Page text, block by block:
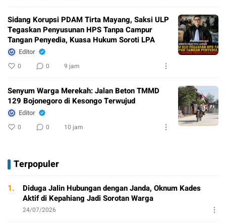
Sidang Korupsi PDAM Tirta Mayang, Saksi ULP
Tegaskan Penyusunan HPS Tanpa Campur
Tangan Penyedia, Kuasa Hukum Soroti LPA
Editor
0 0 9 jam
Senyum Warga Merekah: Jalan Beton TMMD
129 Bojonegoro di Kesongo Terwujud
Editor
0 0 10 jam
Terpopuler
1.
Diduga Jalin Hubungan dengan Janda, Oknum Kades
Aktif di Kepahiang Jadi Sorotan Warga
24/07/2026